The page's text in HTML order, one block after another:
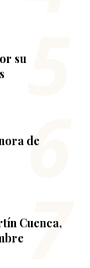
su
de
Cuenca,